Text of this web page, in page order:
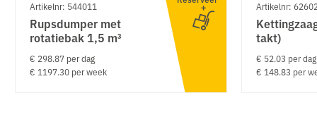
Artikelnr: 544011
Rupsdumper met
rotatiebak 1,5 m³
€ 298.87 per dag
€ 1197.30 per week
Artikelnr:
takt)
€ 52.03 per dag
€ 148.83 per